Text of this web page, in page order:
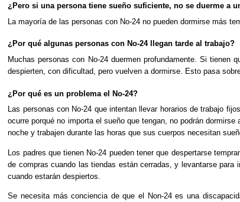
¿Pero si una persona tiene sueño suficiente, no se duerme a
La mayoría de las personas con No-24 no pueden dormirse más
¿Por qué algunas personas con No-24 llegan tarde al trabajo?
Muchas personas con No-24 duermen profundamente. Si
despierten, con dificultad, pero vuelven a dormirse. Esto pasa
¿Por qué es un problema el No-24?
Las personas con No-24 que intentan llevar horarios de trabajo
ocurre porqué no importa el sueño que tengan, no podrán
noche y trabajen durante las horas que sus cuerpos necesitan
Los padres que tienen No-24 pueden tener que despertarse
de compras cuando las tiendas están cerradas, y levantarse
cuando estarán despiertos.
Se necesita más conciencia de que el Non-24 es una